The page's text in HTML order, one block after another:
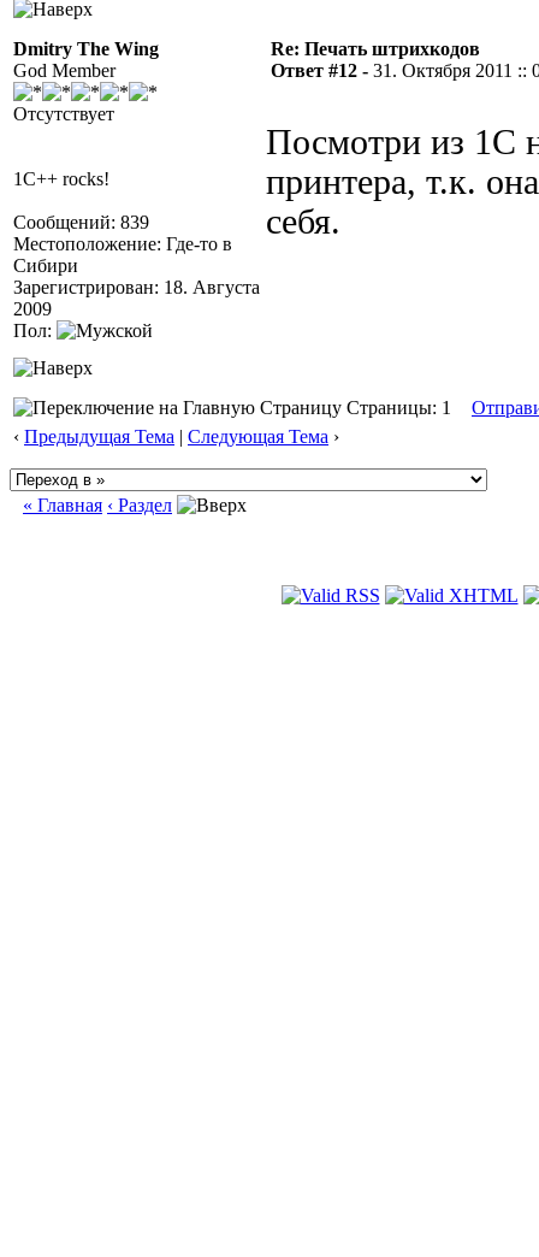
Dmitry The Wing
God Member
Отсутствует
1C++ rocks!
Сообщений: 839
Местоположение: Где-то в
Сибири
Зарегистрирован: 18. Августа
2009
Пол:
Re: Печать штрихкодов
Ответ #12 - 31. Октября 2011 ::
Посмотри из 1С
принтера, т.к.
себя.
Страницы: 1
‹ Предыдущая Тема | Следующая Тема ›
« Главная ‹ Раздел